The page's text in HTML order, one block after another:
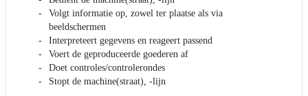
Volgt informatie op, zowel ter plaatse als via
beeldschermen
Interpreteert gegevens en reageert passend
Voert de geproduceerde goederen af
Doet controles/controlerondes
Stopt de machine(straat), -lijn